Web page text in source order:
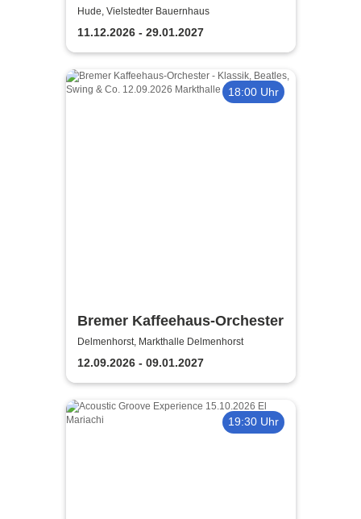
NY Special
Hude, Vielstedter Bauernhaus
11.12.2026 - 29.01.2027
18:00 Uhr
Bremer Kaffeehaus-Orchester
Delmenhorst, Markthalle Delmenhorst
12.09.2026 - 09.01.2027
19:30 Uhr